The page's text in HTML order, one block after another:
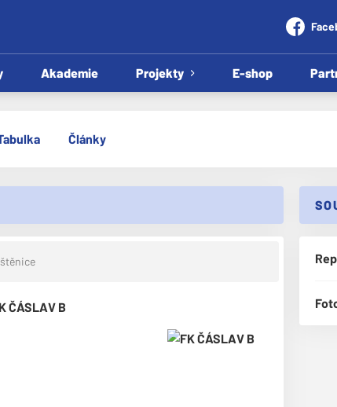
Akademie Projekty E-shop
Články
ČÁSLAV B